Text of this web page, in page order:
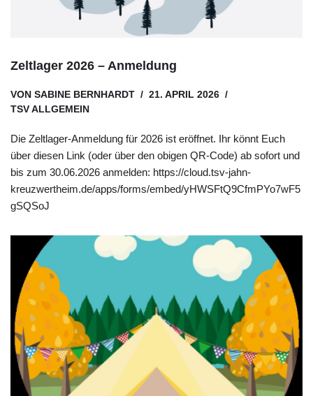
Zeltlager 2026 – Anmeldung
VON SABINE BERNHARDT
21. APRIL 2026
TSV ALLGEMEIN
Die Zeltlager-Anmeldung für 2026 ist eröffnet. Ihr könnt Euch
über diesen Link (oder über den obigen QR-Code) ab sofort und
bis zum 30.06.2026 anmelden: https://cloud.tsv-jahn-
kreuzwertheim.de/apps/forms/embed/yHWSFtQ9CfmPYo7wF5
gSQSoJ